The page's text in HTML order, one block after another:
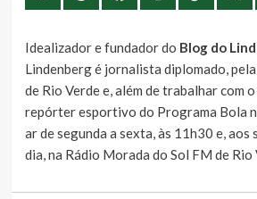
Idealizador e fundador do Blog do
Lindenberg é jornalista diplomado,
de Rio Verde e, além de trabalhar com
repórter esportivo do Programa Bola
ar de segunda a sexta, às 11h30 e, aos
dia, na Rádio Morada do Sol FM de Rio